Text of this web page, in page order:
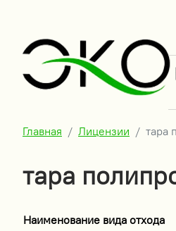
Главная Лицензии тара
тара
Наименование вида отхода